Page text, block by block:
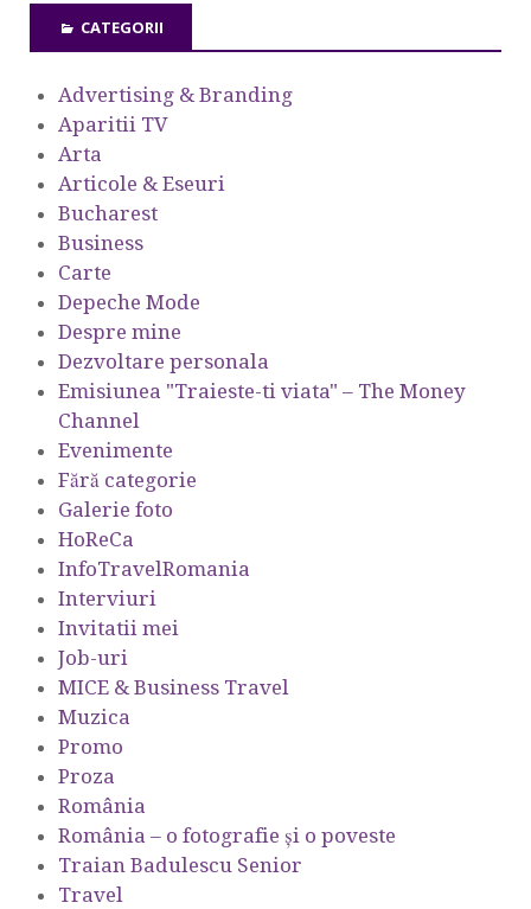
CATEGORII
Advertising & Branding
Aparitii TV
Arta
Articole & Eseuri
Bucharest
Business
Carte
Depeche Mode
Despre mine
Dezvoltare personala
Emisiunea "Traieste-ti viata" – The Money
Channel
Evenimente
Fără categorie
Galerie foto
HoReCa
InfoTravelRomania
Interviuri
Invitatii mei
Job-uri
MICE & Business Travel
Muzica
Promo
Proza
România
România – o fotografie şi o poveste
Traian Badulescu Senior
Travel